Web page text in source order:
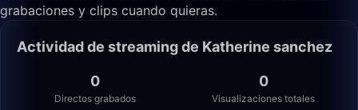
grabaciones y clips cuando quieras.
Actividad de streaming de Katherine sanchez
0
Directos grabados
0
Visualizaciones totales